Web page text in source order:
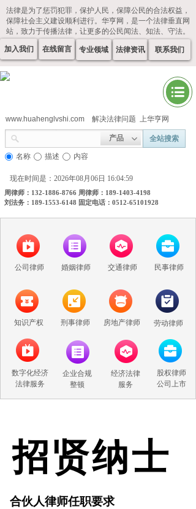
法律是为了惩罚犯罪，保护人民，保障公民的合法权益，
保障社会主义建设顺利进行。华亨网，是一个法律垂直网
站，致力于传播法律，让更多的公民闻法、知法、守法。
在线留言 专业领域 法律资讯 联系我们
加入我们
产品 全站搜索
名称 描述 内容
现在时间是：2026年08月06日 16:04:59
www.huahenglvshi.com 解决法律问题 上华亨网
周律师：132-1886-8766 周律师：189-1403-4198
刘法务：189-1553-6148 固定电话：0512-65101928
股权律师
公司上市
数字化经济
法律服务
经济法律
服务
企业合规
整顿
公司律师 婚姻律师 交通律师 民事律师
知识产权 刑事律师 房地产律师 劳动律师
合伙人律师任职要求
招贤纳士